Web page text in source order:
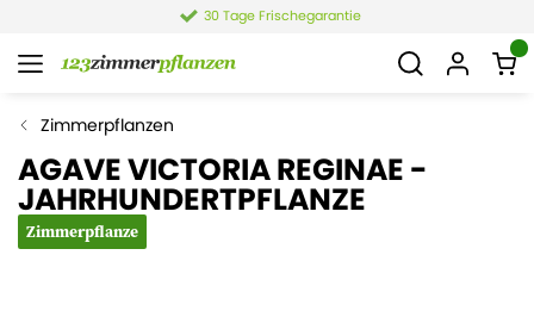
Zimmerpflanzen
AGAVE VICTORIA REGINAE -
JAHRHUNDERTPFLANZE
Zimmerpflanze